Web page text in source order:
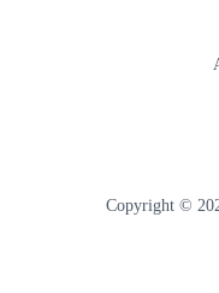
Copyright ©